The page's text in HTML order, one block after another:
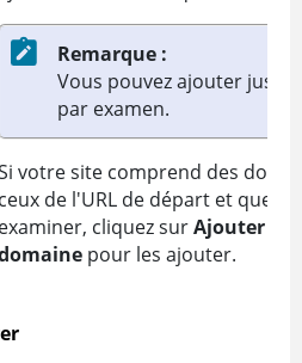
Remarque :
Vous pouvez ajouter
par examen.
votre site comprend des
ceux de l'URL de départ et que
examiner, cliquez surAjouter un
pour les ajouter.